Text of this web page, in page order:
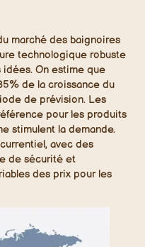
marché des baignoires
technologique robuste
On estime que
de la croissance du
de prévision. Les
pour les produits
stimulent la demande.
avec des
de sécurité et
des prix pour les